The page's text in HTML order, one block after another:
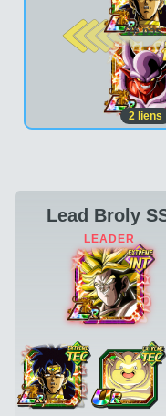
2e pos.
2 liens
Lead Broly